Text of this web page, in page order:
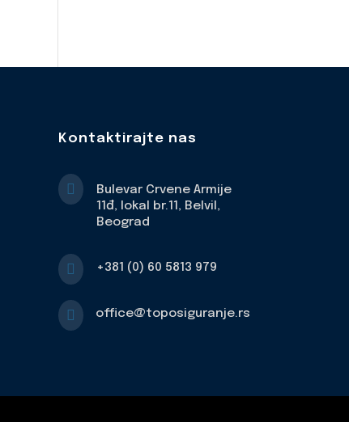
Kontaktirajte nas

Bulevar Crvene Armije
11đ, lokal br.11, Belvil,
Beograd
 +381 (0) 60 5813 979
 office@toposiguranje.rs